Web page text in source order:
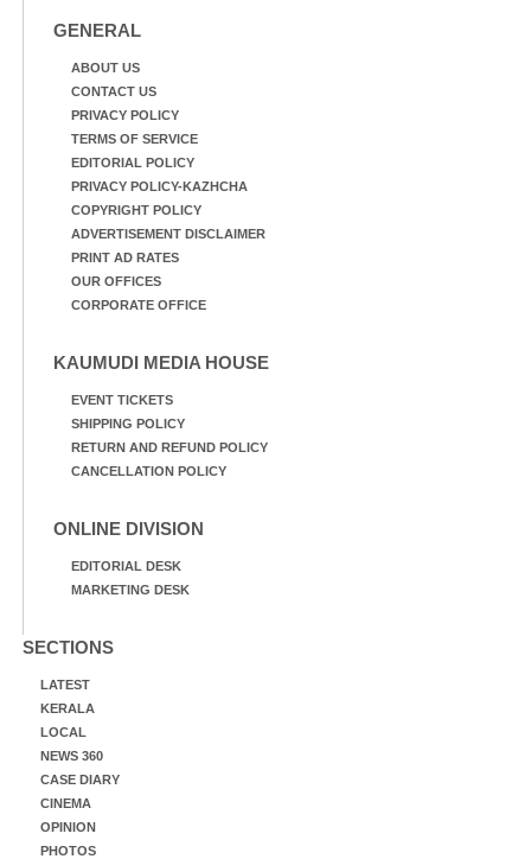
GENERAL
ABOUT US
CONTACT US
PRIVACY POLICY
TERMS OF SERVICE
EDITORIAL POLICY
PRIVACY POLICY-KAZHCHA
COPYRIGHT POLICY
ADVERTISEMENT DISCLAIMER
PRINT AD RATES
OUR OFFICES
CORPORATE OFFICE
KAUMUDI MEDIA HOUSE
EVENT TICKETS
SHIPPING POLICY
RETURN AND REFUND POLICY
CANCELLATION POLICY
ONLINE DIVISION
EDITORIAL DESK
MARKETING DESK
SECTIONS
LATEST
KERALA
LOCAL
NEWS 360
CASE DIARY
CINEMA
OPINION
PHOTOS